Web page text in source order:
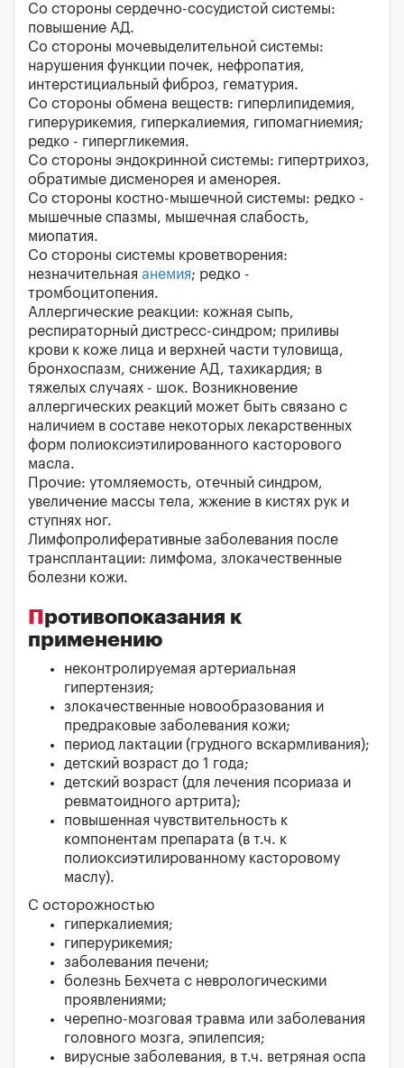
Со стороны сердечно-сосудистой системы:
повышение АД.
Со стороны мочевыделительной системы:
нарушения функции почек, нефропатия,
интерстициальный фиброз, гематурия.
Со стороны обмена веществ: гиперлипидемия,
гиперурикемия, гиперкалиемия, гипомагниемия;
редко - гипергликемия.
Со стороны эндокринной системы: гипертрихоз,
обратимые дисменорея и аменорея.
Со стороны костно-мышечной системы: редко -
мышечные спазмы, мышечная слабость,
миопатия.
Со стороны системы кроветворения:
незначительная анемия; редко -
тромбоцитопения.
Аллергические реакции: кожная сыпь,
респираторный дистресс-синдром; приливы
крови к коже лица и верхней части туловища,
бронхоспазм, снижение АД, тахикардия; в
тяжелых случаях - шок. Возникновение
аллергических реакций может быть связано с
наличием в составе некоторых лекарственных
форм полиоксиэтилированного касторового
масла.
Прочие: утомляемость, отечный синдром,
увеличение массы тела, жжение в кистях рук и
ступнях ног.
Лимфопролиферативные заболевания после
трансплантации: лимфома, злокачественные
болезни кожи.
Противопоказания к
применению
неконтролируемая артериальная
гипертензия;
злокачественные новообразования и
предраковые заболевания кожи;
период лактации (грудного вскармливания);
детский возраст до 1 года;
детский возраст (для лечения псориаза и
ревматоидного артрита);
повышенная чувствительность к
компонентам препарата (в т.ч. к
полиоксиэтилированному касторовому
маслу).
С осторожностью
гиперкалиемия;
гиперурикемия;
заболевания печени;
болезнь Бехчета с неврологическими
проявлениями;
черепно-мозговая травма или заболевания
головного мозга, эпилепсия;
вирусные заболевания, в т.ч. ветряная оспа